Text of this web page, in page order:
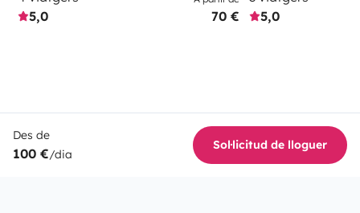
5,0
70 €
5,0
Des de
100 €/dia
Sol·licitud de lloguer